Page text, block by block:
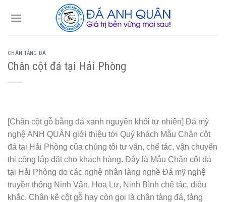
CHÂN TẢNG ĐÁ
Chân cột đá tại Hải Phòng
[Chân cột gỗ bằng đá xanh nguyên khối tự nhiên] Đá mỹ
nghệ ANH QUÂN giới thiệu tới Quý khách Mẫu Chân cột
đá tại Hải Phòng của chúng tôi tư vấn, chế tác, vận chuyển
thi công lắp đặt cho khách hàng. Đây là Mẫu Chân cột đá
tại Hải Phòng do các nghệ nhân làng nghề Đá mỹ nghệ
truyền thống Ninh Vân, Hoa Lư, Ninh Bình chế tác, điêu
khắc. Chân kê cột gỗ hay còn gọi là chân tảng đá, tảng